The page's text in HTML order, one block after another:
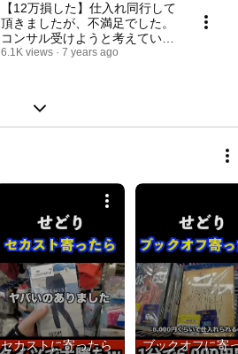
【12万損した】仕入れ同行して
頂きましたが、不満足でした。
コンサル受けようと考えている
方にアドバイス【せどり】
6.1K views 7 years ago
セカストに寄ったら
ブックオフに寄